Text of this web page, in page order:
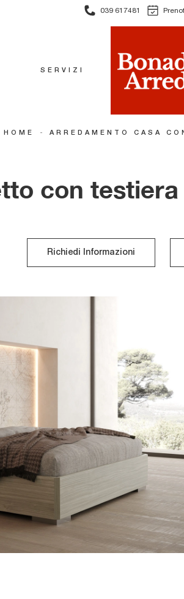
039 617481
SERVIZI
HOME - ARREDAMENTO CASA
con testiera
Richiedi Informazioni